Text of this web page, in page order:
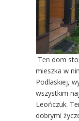
Ten dom
mieszka w
Podlaskiej,
wszystkim
Leończuk.
dobrymi